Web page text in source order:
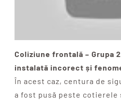
Coliziune frontală – Grupa
instalată incorect și
În acest caz, centura de
a fost pusă peste cotierele